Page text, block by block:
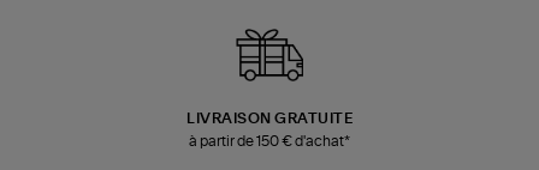
LIVRAISON GRATUITE
à partir de 150 € d'achat*